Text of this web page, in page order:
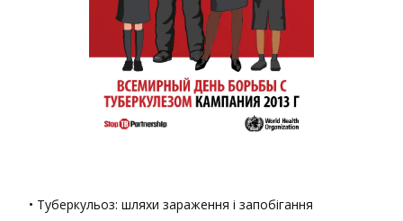
• Туберкульоз: шляхи зараження і запобігання